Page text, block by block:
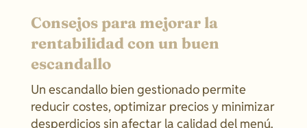
Consejos para mejorar la
rentabilidad con un buen
escandallo
Un escandallo bien gestionado permite
reducir costes, optimizar precios y minimizar
desperdicios sin afectar la calidad del menú.